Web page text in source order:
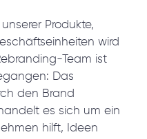
Produkte,
wird
Team ist
Das
den Brand
es sich um ein
hilft, Ideen